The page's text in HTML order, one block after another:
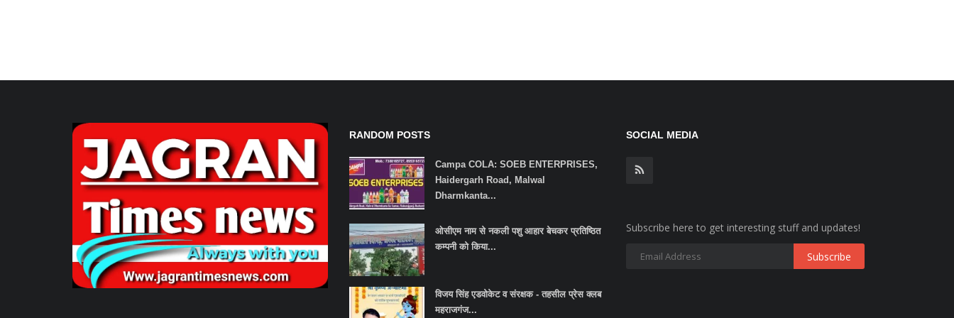
RANDOM POSTS
Campa COLA: SOEB ENTERPRISES,
Haidergarh Road, Malwal
Dharmkanta...
ओसीएम नाम से नकली पशु आहार बेचकर प्रतिष्ठित
कम्पनी को किया...
विजय सिंह एडवोकेट व संरक्षक - तहसील प्रेस क्लब
महराजगंज...
SOCIAL MEDIA
Subscribe here to get interesting stuff and updates!